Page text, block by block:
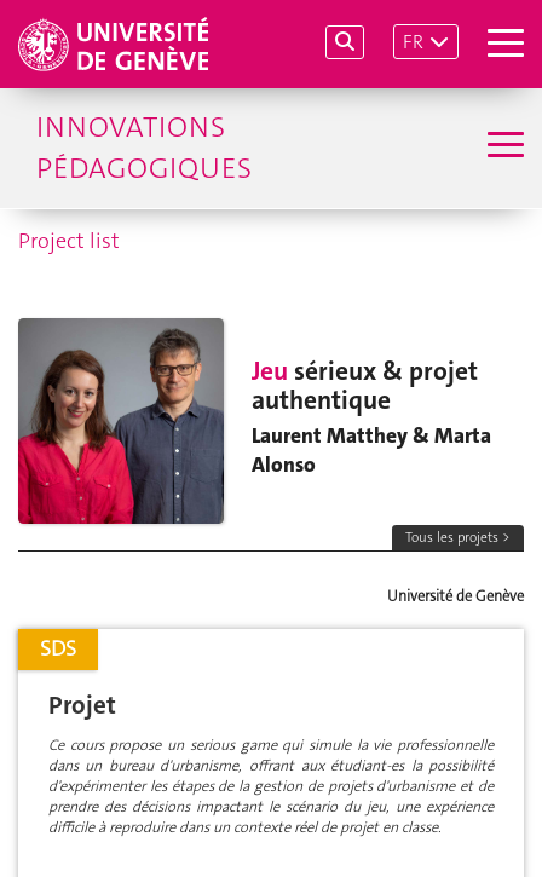
FR
INNOVATIONS
PÉDAGOGIQUES
Project list
Jeu sérieux & projet
authentique
Laurent Matthey & Marta
Alonso
Tous les projets >
Université de Genève
SDS
Projet
Ce cours propose un serious game qui simule la vie professionnelle
dans un bureau d'urbanisme, offrant aux étudiant-es la possibilité
d'expérimenter les étapes de la gestion de projets d'urbanisme et de
prendre des décisions impactant le scénario du jeu, une expérience
difficile à reproduire dans un contexte réel de projet en classe.